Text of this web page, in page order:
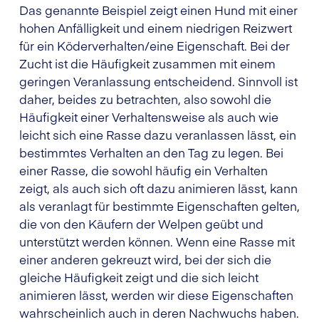
Das genannte Beispiel zeigt einen Hund mit einer
hohen Anfälligkeit und einem niedrigen Reizwert
für ein Köderverhalten/eine Eigenschaft. Bei der
Zucht ist die Häufigkeit zusammen mit einem
geringen Veranlassung entscheidend. Sinnvoll ist
daher, beides zu betrachten, also sowohl die
Häufigkeit einer Verhaltensweise als auch wie
leicht sich eine Rasse dazu veranlassen lässt, ein
bestimmtes Verhalten an den Tag zu legen. Bei
einer Rasse, die sowohl häufig ein Verhalten
zeigt, als auch sich oft dazu animieren lässt, kann
als veranlagt für bestimmte Eigenschaften gelten,
die von den Käufern der Welpen geübt und
unterstützt werden können. Wenn eine Rasse mit
einer anderen gekreuzt wird, bei der sich die
gleiche Häufigkeit zeigt und die sich leicht
animieren lässt, werden wir diese Eigenschaften
wahrscheinlich auch in deren Nachwuchs haben.